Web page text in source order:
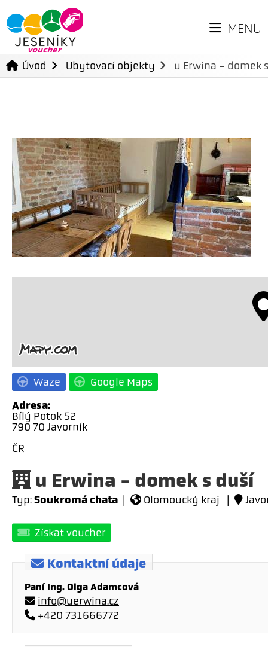
MENU
Úvod Ubytovací objekty u Erwina - domek
Waze Google Maps
Adresa:
Bílý Potok 52
790 70 Javorník
ČR
u Erwina - domek s duší
Typ: Soukromá chata | Olomoucký kraj |
Získat voucher
Kontaktní údaje
Paní Ing. Olga Adamcová
info@uerwina.cz
+420 731666772